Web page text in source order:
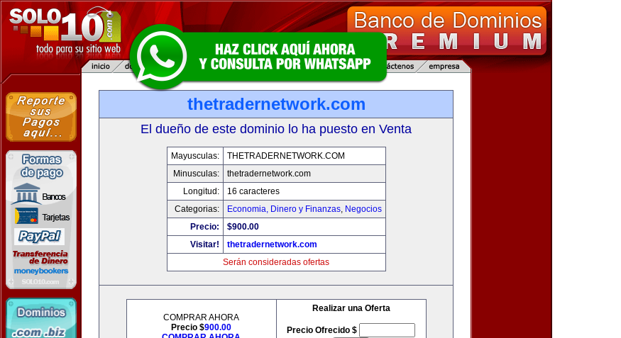
thetradernetwork.com
El dueño de este dominio lo ha puesto en Venta
Mayusculas:
THETRADERNETWORK.COM
Minusculas:
thetradernetwork.com
Longitud:
16 caracteres
Categorias:
Economia, Dinero y Finanzas, Negocios
Precio:
$900.00
Visitar!
thetradernetwork.com
Serán consideradas ofertas
COMPRAR AHORA
Precio $900.00
Realizar una Oferta
Precio Ofrecido $